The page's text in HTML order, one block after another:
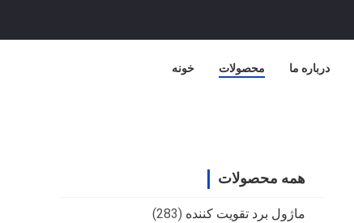
خونه محصولات درباره ما
همه محصولات
ماژول برد تقویت کننده (283)